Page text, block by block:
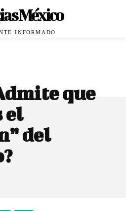
México
INFORMADO
que
el
del